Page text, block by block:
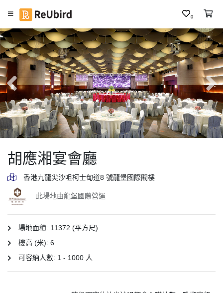
0
繁
中
E
N
登
入
冊
服
務
及
產
品
胡應湘宴會廳
香港九龍尖沙咀柯士甸道8 號龍堡國際閣樓
此場地由龍堡國際營運
場地面積: 11372 (平方尺)
樓高 (米): 6
可容納人數: 1 - 1000 人